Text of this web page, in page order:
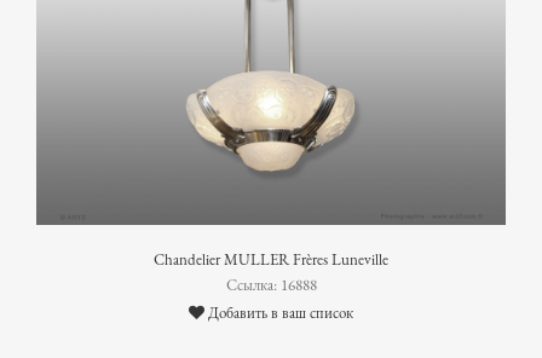
Chandelier MULLER Frères Luneville
Ссылка: 16888
Добавить в ваш список